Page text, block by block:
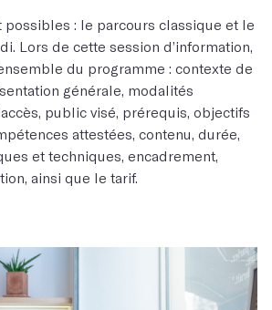
possibles : le parcours classique et le
Lors de cette session d’information,
du programme : contexte de
générale, modalités
public visé, prérequis, objectifs
attestées, contenu, durée,
et techniques, encadrement,
ainsi que le tarif.